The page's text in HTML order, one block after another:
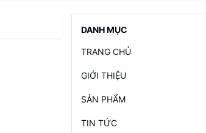
DANH MỤC
TRANG CHỦ
GIỚI THIỆU
SẢN PHẨM
TIN TỨC